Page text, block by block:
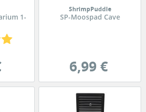
1-
ShrimpPuddle
SP-Moospad Cave
6,99 €